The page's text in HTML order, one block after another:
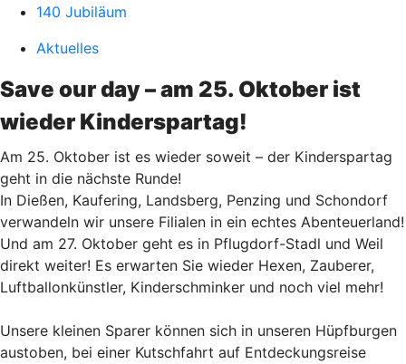
140 Jubiläum
Aktuelles
Save our day – am 25. Oktober ist
wieder Kinderspartag!
Am 25. Oktober ist es wieder soweit – der Kinderspartag
geht in die nächste Runde!
In Dießen, Kaufering, Landsberg, Penzing und Schondorf
verwandeln wir unsere Filialen in ein echtes Abenteuerland!
Und am 27. Oktober geht es in Pflugdorf-Stadl und Weil
direkt weiter! Es erwarten Sie wieder Hexen, Zauberer,
Luftballonkünstler, Kinderschminker und noch viel mehr!
Unsere kleinen Sparer können sich in unseren Hüpfburgen
austoben, bei einer Kutschfahrt auf Entdeckungsreise